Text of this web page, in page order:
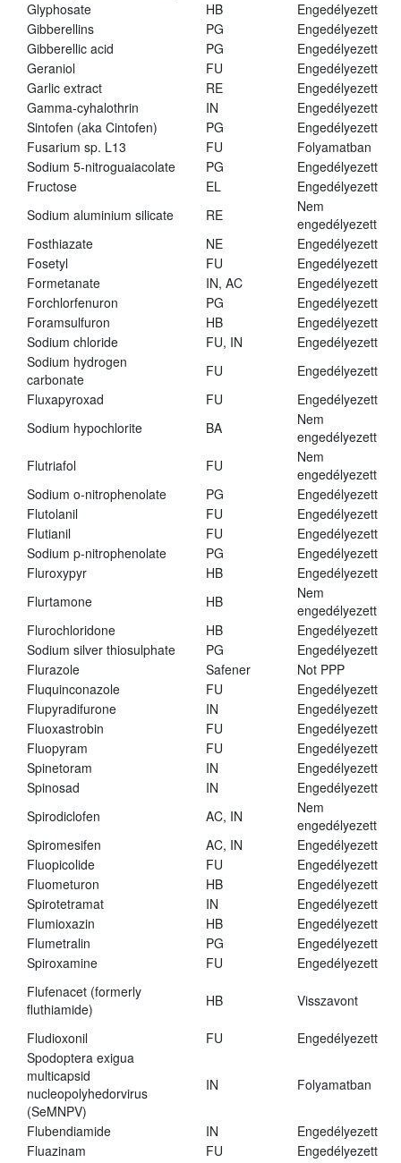
Glyphosate
HB
Engedélyezett
Gibberellins
PG
Engedélyezett
Gibberellic acid
PG
Engedélyezett
Geraniol
FU
Engedélyezett
Garlic extract
RE
Engedélyezett
Gamma-cyhalothrin
IN
Engedélyezett
Sintofen (aka Cintofen)
PG
Engedélyezett
Fusarium sp. L13
FU
Folyamatban
Sodium 5-nitroguaiacolate
PG
Engedélyezett
Fructose
EL
Engedélyezett
Sodium aluminium silicate
RE
Nem
engedélyezett
Fosthiazate
NE
Engedélyezett
Fosetyl
FU
Engedélyezett
Formetanate
IN, AC
Engedélyezett
Forchlorfenuron
PG
Engedélyezett
Foramsulfuron
HB
Engedélyezett
Sodium chloride
FU, IN
Engedélyezett
Sodium hydrogen
carbonate
FU
Engedélyezett
Fluxapyroxad
FU
Engedélyezett
Sodium hypochlorite
BA
Nem
engedélyezett
Flutriafol
FU
Nem
engedélyezett
Sodium o-nitrophenolate
PG
Engedélyezett
Flutolanil
FU
Engedélyezett
Flutianil
FU
Engedélyezett
Sodium p-nitrophenolate
PG
Engedélyezett
Fluroxypyr
HB
Engedélyezett
Flurtamone
HB
Nem
engedélyezett
Flurochloridone
HB
Engedélyezett
Sodium silver thiosulphate
PG
Engedélyezett
Flurazole
Safener
Not PPP
Fluquinconazole
FU
Engedélyezett
Flupyradifurone
IN
Engedélyezett
Fluoxastrobin
FU
Engedélyezett
Fluopyram
FU
Engedélyezett
Spinetoram
IN
Engedélyezett
Spinosad
IN
Engedélyezett
Spirodiclofen
AC, IN
Nem
engedélyezett
Spiromesifen
AC, IN
Engedélyezett
Fluopicolide
FU
Engedélyezett
Fluometuron
HB
Engedélyezett
Spirotetramat
IN
Engedélyezett
Flumioxazin
HB
Engedélyezett
Flumetralin
PG
Engedélyezett
Spiroxamine
FU
Engedélyezett
Flufenacet (formerly
fluthiamide)
HB Visszavont
Fludioxonil FU
Engedélyezett
Spodoptera exigua
multicapsid
nucleopolyhedorvirus
(SeMNPV)
IN Folyamatban
Flubendiamide IN
Engedélyezett
Fluazinam
FU
Engedélyezett